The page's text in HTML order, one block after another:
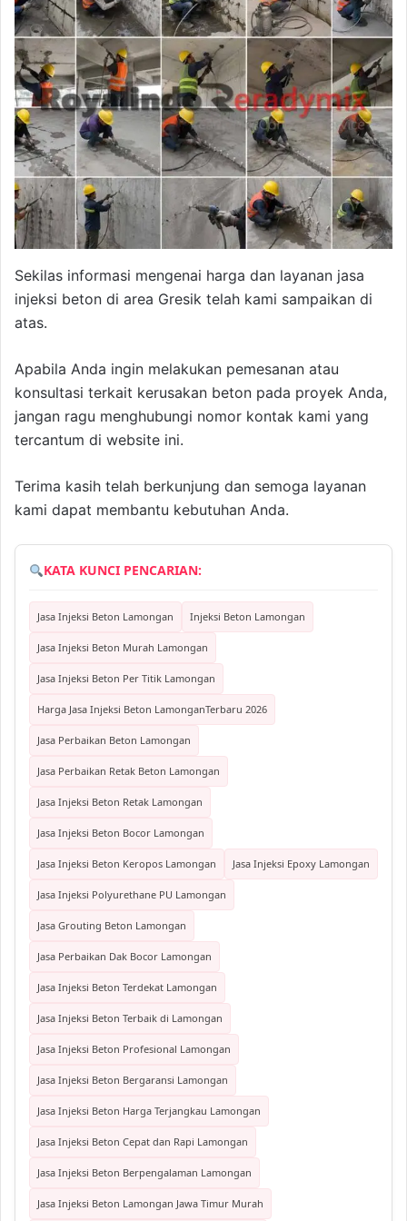
Sekilas informasi mengenai harga dan layanan jasa
injeksi beton di area Gresik telah kami sampaikan di
atas.
Apabila Anda ingin melakukan pemesanan atau
konsultasi terkait kerusakan beton pada proyek Anda,
jangan ragu menghubungi nomor kontak kami yang
tercantum di website ini.
Terima kasih telah berkunjung dan semoga layanan
kami dapat membantu kebutuhan Anda.
KATA KUNCI PENCARIAN:
Jasa Injeksi Beton Lamongan Injeksi Beton Lamongan
Jasa Injeksi Beton Murah Lamongan
Jasa Injeksi Beton Per Titik Lamongan
Harga Jasa Injeksi Beton LamonganTerbaru 2026
Jasa Perbaikan Beton Lamongan
Jasa Perbaikan Retak Beton Lamongan
Jasa Injeksi Beton Retak Lamongan
Jasa Injeksi Beton Bocor Lamongan
Jasa Injeksi Beton Keropos Lamongan Jasa Injeksi Epoxy Lamongan
Jasa Injeksi Polyurethane PU Lamongan
Jasa Grouting Beton Lamongan
Jasa Perbaikan Dak Bocor Lamongan
Jasa Injeksi Beton Terdekat Lamongan
Jasa Injeksi Beton Terbaik di Lamongan
Jasa Injeksi Beton Profesional Lamongan
Jasa Injeksi Beton Bergaransi Lamongan
Jasa Injeksi Beton Harga Terjangkau Lamongan
Jasa Injeksi Beton Cepat dan Rapi Lamongan
Jasa Injeksi Beton Berpengalaman Lamongan
Jasa Injeksi Beton Lamongan Jawa Timur Murah